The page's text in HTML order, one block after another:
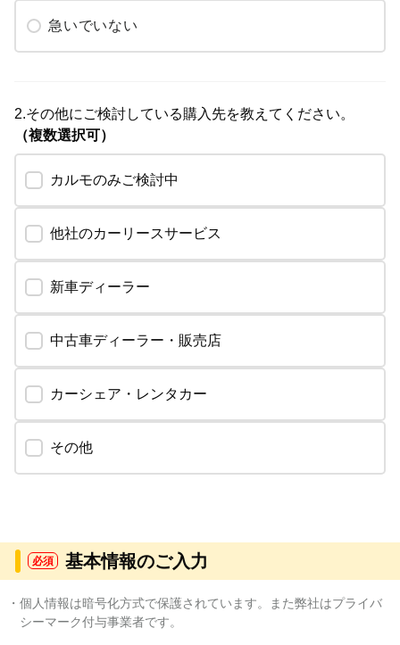
急いでいない
2.その他にご検討している購入先を教えてください。
（複数選択可）
カルモのみご検討中
他社のカーリースサービス
新車ディーラー
中古車ディーラー・販売店
カーシェア・レンタカー
その他
必須 基本情報のご入力
・個人情報は暗号化方式で保護されています。また弊社はプライバ
シーマーク付与事業者です。